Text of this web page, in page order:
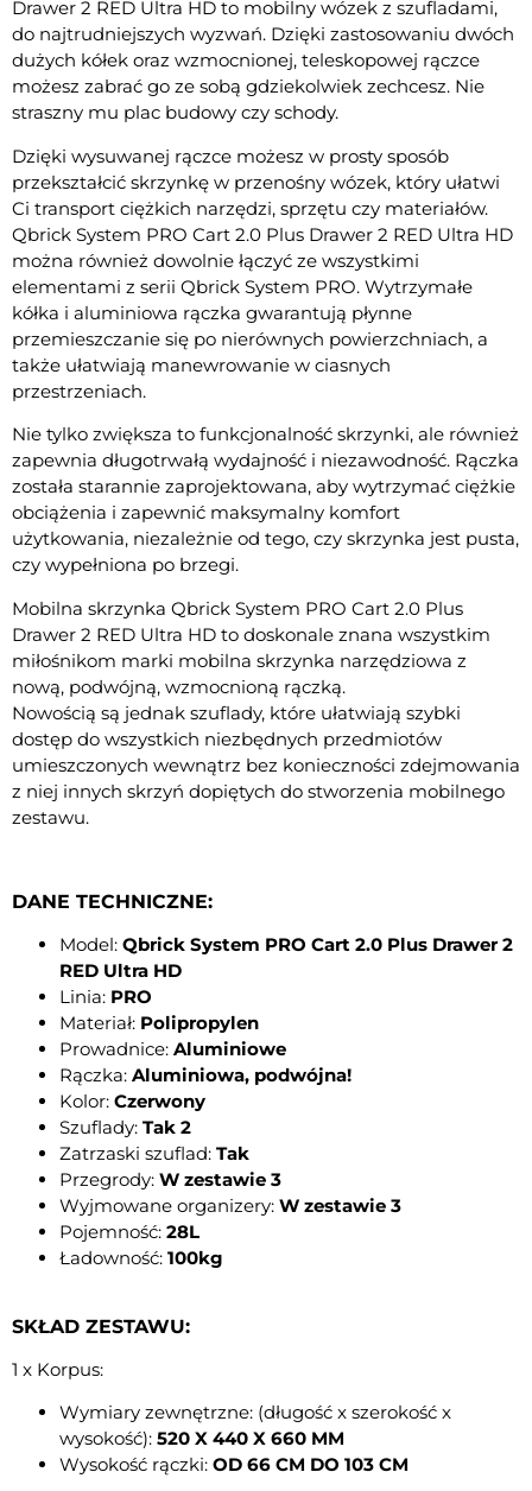
Drawer 2 RED Ultra HD to mobilny wózek z szufladami,
do najtrudniejszych wyzwań. Dzięki zastosowaniu dwóch
dużych kółek oraz wzmocnionej, teleskopowej rączce
możesz zabrać go ze sobą gdziekolwiek zechcesz. Nie
straszny mu plac budowy czy schody.
Dzięki wysuwanej rączce możesz w prosty sposób
przekształcić skrzynkę w przenośny wózek, który ułatwi
Ci transport ciężkich narzędzi, sprzętu czy materiałów.
Qbrick System PRO Cart 2.0 Plus Drawer 2 RED Ultra HD
można również dowolnie łączyć ze wszystkimi
elementami z serii Qbrick System PRO. Wytrzymałe
kółka i aluminiowa rączka gwarantują płynne
przemieszczanie się po nierównych powierzchniach, a
także ułatwiają manewrowanie w ciasnych
przestrzeniach.
Nie tylko zwiększa to funkcjonalność skrzynki, ale również
zapewnia długotrwałą wydajność i niezawodność. Rączka
została starannie zaprojektowana, aby wytrzymać ciężkie
obciążenia i zapewnić maksymalny komfort
użytkowania, niezależnie od tego, czy skrzynka jest pusta,
czy wypełniona po brzegi.
Mobilna skrzynka Qbrick System PRO Cart 2.0 Plus
Drawer 2 RED Ultra HD to doskonale znana wszystkim
miłośnikom marki mobilna skrzynka narzędziowa z
nową, podwójną, wzmocnioną rączką.
Nowością są jednak szuflady, które ułatwiają szybki
dostęp do wszystkich niezbędnych przedmiotów
umieszczonych wewnątrz bez konieczności zdejmowania
z niej innych skrzyń dopiętych do stworzenia mobilnego
zestawu.
DANE TECHNICZNE:
Model: Qbrick System PRO Cart 2.0 Plus Drawer 2
RED Ultra HD
Linia: PRO
Materiał: Polipropylen
Prowadnice: Aluminiowe
Rączka: Aluminiowa, podwójna!
Kolor: Czerwony
Szuflady: Tak 2
Zatrzaski szuflad: Tak
Przegrody: W zestawie 3
Wyjmowane organizery: W zestawie 3
Pojemność: 28L
Ładowność: 100kg
SKŁAD ZESTAWU:
1 x Korpus:
Wymiary zewnętrzne: (długość x szerokość x
wysokość): 520 X 440 X 660 MM
Wysokość rączki: OD 66 CM DO 103 CM